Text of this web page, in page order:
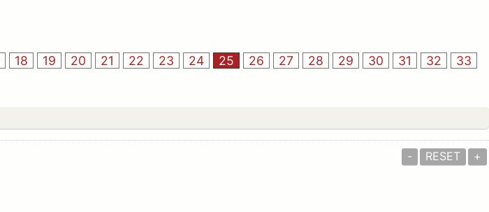
18 19 20 21 22 23 24 25 26 27 28 29 30 31 32
33
- RESET +